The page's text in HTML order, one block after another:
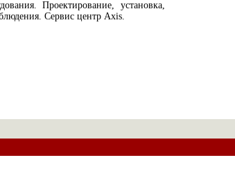
Проектирование, установка,
Сервис центр Axis.